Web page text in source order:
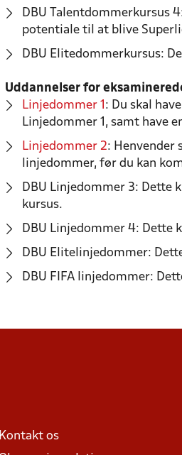
DBU Talentdommerkursus
potentiale til at blive
DBU Elitedommerkursus:
Uddannelser for
Linjedommer 1 : Du skal
Linjedommer 1, samt have
Linjedommer 2: Henvender
linjedommer, før du kan
DBU Linjedommer 3: Dette
kursus.
DBU Linjedommer 4: Dette
DBU Elitelinjedommer:
DBU FIFA linjedommer:
Kontakt os